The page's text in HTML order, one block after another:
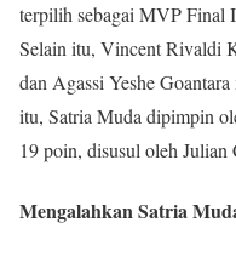
terpilih sebagai MVP Final
Selain itu, Vincent Rivaldi
dan Agassi Yeshe
itu, Satria Muda dipimpin
19 poin, disusul oleh
Mengalahkan Satria